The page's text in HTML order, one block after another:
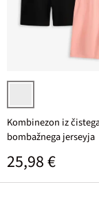
črna + svetlo rozasta
Kombinezon iz
bombažnega jerseyja
Običajna cena
25,98 €